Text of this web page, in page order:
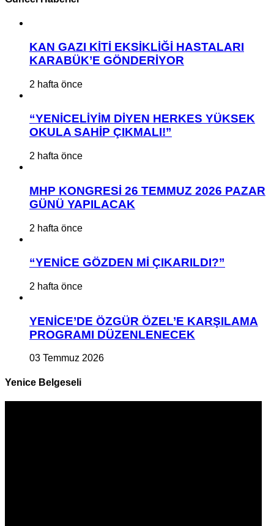
KAN GAZI KİTİ EKSİKLİĞİ HASTALARI
KARABÜK’E GÖNDERİYOR
2 hafta önce
“YENİCELİYİM DİYEN HERKES YÜKSEK
OKULA SAHİP ÇIKMALI!”
2 hafta önce
MHP KONGRESİ 26 TEMMUZ 2026 PAZAR
GÜNÜ YAPILACAK
2 hafta önce
“YENİCE GÖZDEN Mİ ÇIKARILDI?”
2 hafta önce
YENİCE’DE ÖZGÜR ÖZEL’E KARŞILAMA
PROGRAMI DÜZENLENECEK
03 Temmuz 2026
Yenice Belgeseli